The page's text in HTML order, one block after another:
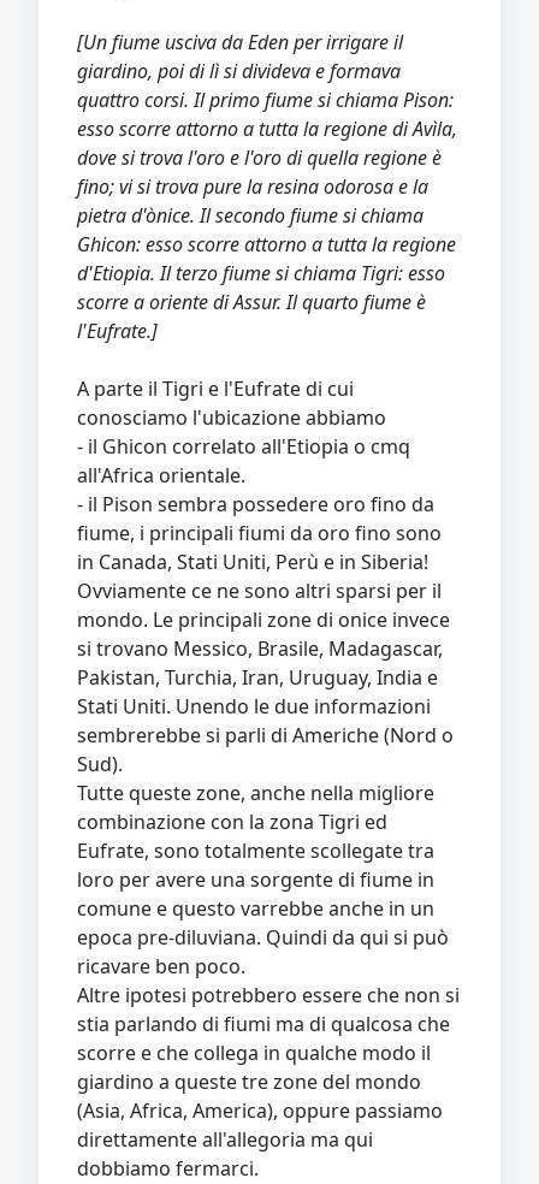
[Un fiume usciva da Eden per irrigare il
giardino, poi di lì si divideva e formava
quattro corsi. Il primo fiume si chiama Pison:
esso scorre attorno a tutta la regione di Avìla,
dove si trova l'oro e l'oro di quella regione è
fino; vi si trova pure la resina odorosa e la
pietra d'ònice. Il secondo fiume si chiama
Ghicon: esso scorre attorno a tutta la regione
d'Etiopia. Il terzo fiume si chiama Tigri: esso
scorre a oriente di Assur. Il quarto fiume è
l'Eufrate.]
A parte il Tigri e l'Eufrate di cui
conosciamo l'ubicazione abbiamo
- il Ghicon correlato all'Etiopia o cmq
all'Africa orientale.
- il Pison sembra possedere oro fino da
fiume, i principali fiumi da oro fino sono
in Canada, Stati Uniti, Perù e in Siberia!
Ovviamente ce ne sono altri sparsi per il
mondo. Le principali zone di onice invece
si trovano Messico, Brasile, Madagascar,
Pakistan, Turchia, Iran, Uruguay, India e
Stati Uniti. Unendo le due informazioni
sembrerebbe si parli di Americhe (Nord o
Sud).
Tutte queste zone, anche nella migliore
combinazione con la zona Tigri ed
Eufrate, sono totalmente scollegate tra
loro per avere una sorgente di fiume in
comune e questo varrebbe anche in un
epoca pre-diluviana. Quindi da qui si può
ricavare ben poco.
Altre ipotesi potrebbero essere che non si
stia parlando di fiumi ma di qualcosa che
scorre e che collega in qualche modo il
giardino a queste tre zone del mondo
(Asia, Africa, America), oppure passiamo
direttamente all'allegoria ma qui
dobbiamo fermarci.